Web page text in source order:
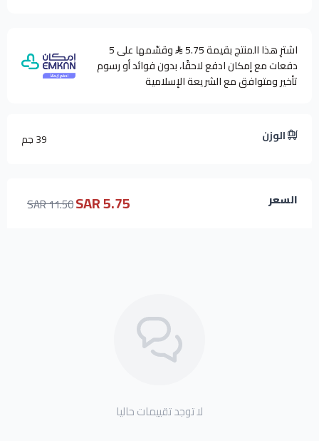
اشترِ هذا المنتج بقيمة 5.75
وقسّمها على 5
دفعات مع إمكان ادفع لاحقًا، بدون فوائد أو رسوم
تأخير ومتوافق مع الشريعة الإسلامية
الوزن 39 جم
السعر 5.75 SAR
11.50 SAR
لا توجد تقييمات حاليا